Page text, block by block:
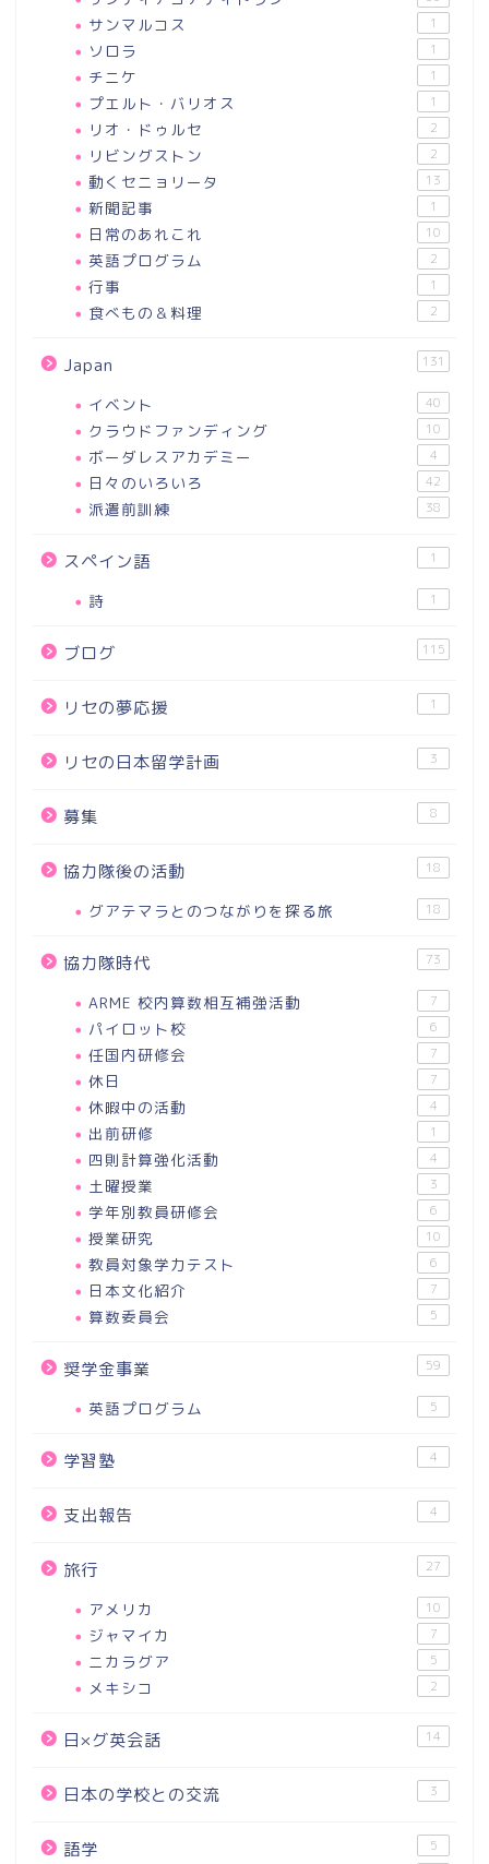
サンマルコス 1
ソロラ 1
チニケ 1
プエルト・バリオス 1
リオ・ドゥルセ 2
リビングストン 2
動くセニョリータ 13
新聞記事 1
日常のあれこれ 10
英語プログラム 2
行事 1
食べもの＆料理 2
Japan 131
イベント 40
クラウドファンディング 10
ボーダレスアカデミー 4
日々のいろいろ 42
派遣前訓練 38
スペイン語 1
詩 1
ブログ 115
リセの夢応援 1
リセの日本留学計画 3
募集 8
協力隊後の活動 18
グアテマラとのつながりを探る旅 18
協力隊時代 73
ARME 校内算数相互補強活動 7
パイロット校 6
任国内研修会 7
休日 7
休暇中の活動 4
出前研修 1
四則計算強化活動 4
土曜授業 3
学年別教員研修会 6
授業研究 10
教員対象学力テスト 6
日本文化紹介 7
算数委員会 5
奨学金事業 59
英語プログラム 5
学習塾 4
支出報告 4
旅行 27
アメリカ 10
ジャマイカ 7
ニカラグア 5
メキシコ 2
日×グ英会話 14
日本の学校との交流 3
語学 5